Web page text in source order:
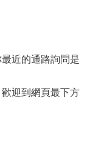
近的通路詢問是
迎到網頁最下方